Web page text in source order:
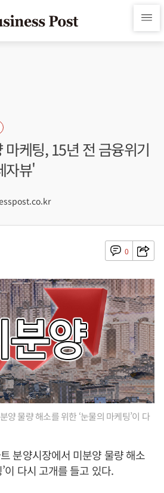
마케팅, 15년 전 금융위기
자뷰'
0
물량 해소를 위한 ‘눈물의 마케팅’이 다
분양시장에서 미분양 물량 해소
이 다시 고개를 들고 있다.